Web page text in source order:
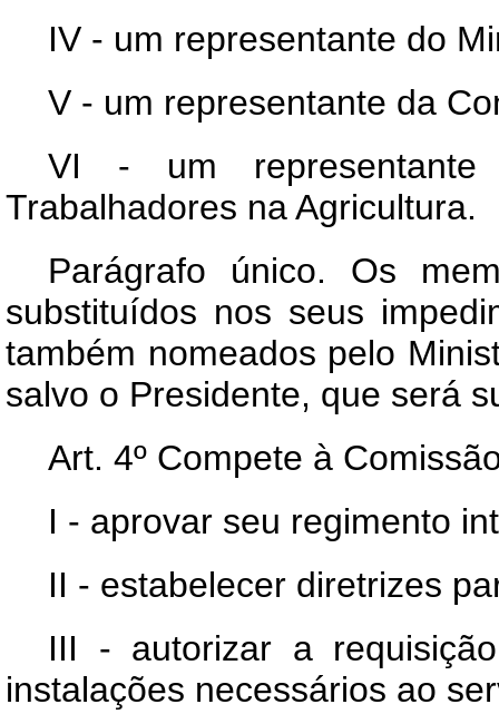
IV - um representante do
V - um representante da
VI - um representante
Trabalhadores na Agricultura.
Parágrafo único. Os
substituídos nos seus
também nomeados pelo
salvo o Presidente, que será
Art. 4º Compete à
I - aprovar seu regimento
II - estabelecer diretrizes
III - autorizar a
instalações necessários ao